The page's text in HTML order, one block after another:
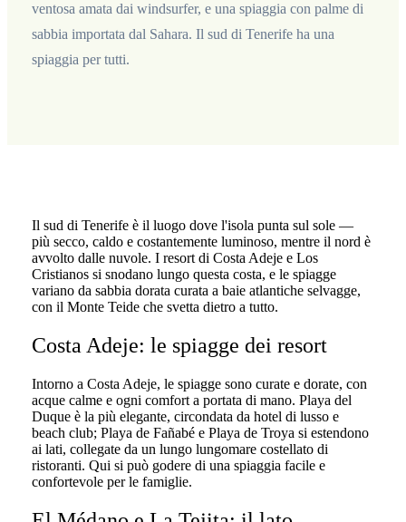
ventosa amata dai windsurfer, e una spiaggia con palme di
sabbia importata dal Sahara. Il sud di Tenerife ha una
spiaggia per tutti.
Il sud di Tenerife è il luogo dove l'isola punta sul sole —
più secco, caldo e costantemente luminoso, mentre il nord è
avvolto dalle nuvole. I resort di Costa Adeje e Los
Cristianos si snodano lungo questa costa, e le spiagge
variano da sabbia dorata curata a baie atlantiche selvagge,
con il Monte Teide che svetta dietro a tutto.
Costa Adeje: le spiagge dei resort
Intorno a Costa Adeje, le spiagge sono curate e dorate, con
acque calme e ogni comfort a portata di mano. Playa del
Duque è la più elegante, circondata da hotel di lusso e
beach club; Playa de Fañabé e Playa de Troya si estendono
ai lati, collegate da un lungo lungomare costellato di
ristoranti. Qui si può godere di una spiaggia facile e
confortevole per le famiglie.